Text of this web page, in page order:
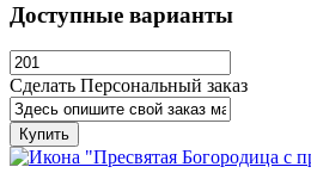
Доступные варианты
Сделать Персональный заказ
Купить